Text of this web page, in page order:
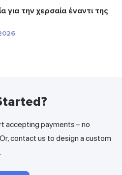
για την χερσαία έναντι της
accepting payments – no
contact us to design a custom